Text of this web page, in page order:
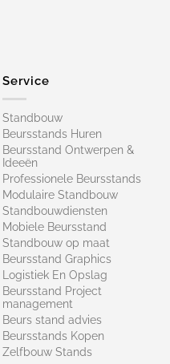
Service
Standbouw
Beursstands Huren
Beursstand Ontwerpen &
Ideeën
Professionele Beursstands
Modulaire Standbouw
Standbouwdiensten
Mobiele Beursstand
Standbouw op maat​
Beursstand Graphics
Logistiek En Opslag
Beursstand Project
management
Beurs stand advies
Beursstands Kopen
Zelfbouw Stands